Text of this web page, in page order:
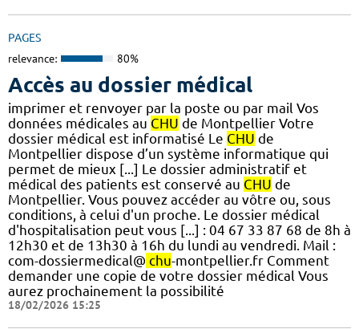
PAGES
relevance: 80%
Accès au dossier médical
imprimer et renvoyer par la poste ou par mail Vos
données médicales au CHU de Montpellier Votre
dossier médical est informatisé Le CHU de
Montpellier dispose d’un système informatique qui
permet de mieux [...] Le dossier administratif et
médical des patients est conservé au CHU de
Montpellier. Vous pouvez accéder au vôtre ou, sous
conditions, à celui d'un proche. Le dossier médical
d'hospitalisation peut vous [...] : 04 67 33 87 68 de 8h à
12h30 et de 13h30 à 16h du lundi au vendredi. Mail :
com-dossiermedical@ chu-montpellier.fr Comment
demander une copie de votre dossier médical Vous
aurez prochainement la possibilité
18/02/2026 15:25